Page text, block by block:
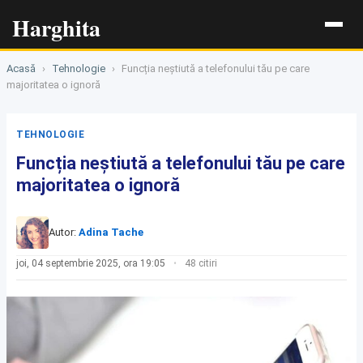
Harghita
Acasă › Tehnologie ›
Funcția neștiută a telefonului tău pe care
majoritatea o ignoră
TEHNOLOGIE
Funcția neștiută a telefonului tău pe care
majoritatea o ignoră
Autor: Adina Tache
joi, 04 septembrie 2025, ora 19:05 48 citiri